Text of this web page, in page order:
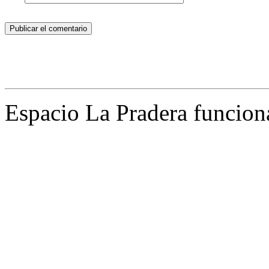
podéis traer rodilleras, botellita agua, ropa cómoda.
Espacio La Pradera